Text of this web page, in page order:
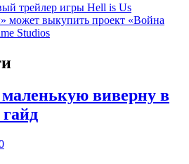
трейлер игры Hell is Us
может выкупить проект «Война
Studios
виверну в